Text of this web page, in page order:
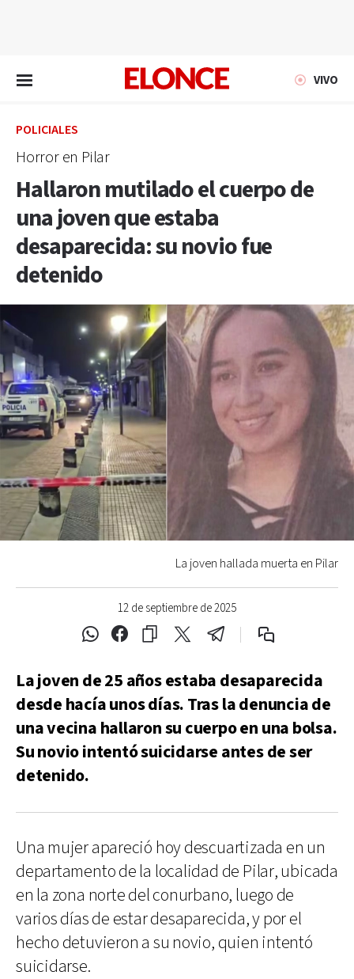
VIVO
POLICIALES
Horror en Pilar
Hallaron mutilado el cuerpo de
una joven que estaba
desaparecida: su novio fue
detenido
12 de septiembre de 2025
La joven hallada muerta en Pilar
La joven de 25 años estaba desaparecida
desde hacía unos días. Tras la denuncia de
una vecina hallaron su cuerpo en una bolsa.
Su novio intentó suicidarse antes de ser
detenido.
Una mujer apareció hoy descuartizada en un
departamento de la localidad de Pilar, ubicada
en la zona norte del conurbano, luego de
varios días de estar desaparecida, y por el
hecho detuvieron a su novio, quien intentó
suicidarse.